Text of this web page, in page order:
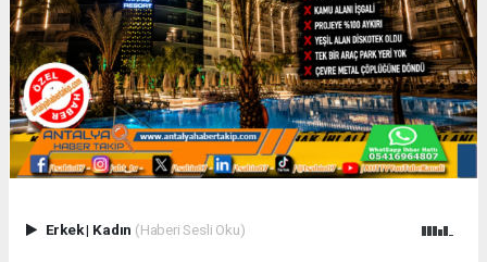
Erkek| Kadın (Haberi Sesli Oku)